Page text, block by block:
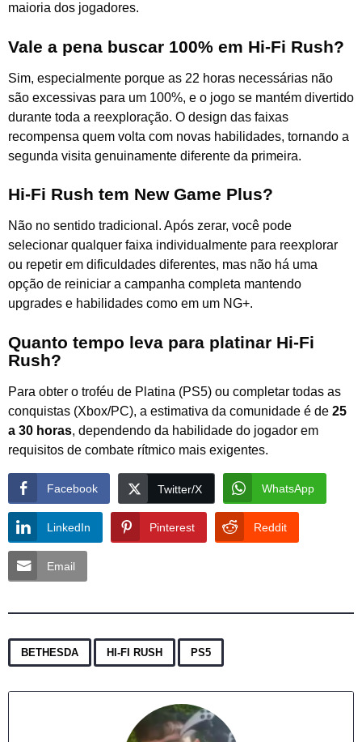
maioria dos jogadores.
Vale a pena buscar 100% em Hi-Fi Rush?
Sim, especialmente porque as 22 horas necessárias não
são excessivas para um 100%, e o jogo se mantém divertido
durante toda a reexploração. O design das faixas
recompensa quem volta com novas habilidades, tornando a
segunda visita genuinamente diferente da primeira.
Hi-Fi Rush tem New Game Plus?
Não no sentido tradicional. Após zerar, você pode
selecionar qualquer faixa individualmente para reexplorar
ou repetir em dificuldades diferentes, mas não há uma
opção de reiniciar a campanha completa mantendo
upgrades e habilidades como em um NG+.
Quanto tempo leva para platinar Hi-Fi
Rush?
Para obter o troféu de Platina (PS5) ou completar todas as
conquistas (Xbox/PC), a estimativa da comunidade é de 25
a 30 horas, dependendo da habilidade do jogador em
requisitos de combate rítmico mais exigentes.
Facebook Twitter/X WhatsApp
LinkedIn Pinterest Reddit
Email
BETHESDA HI-FI RUSH PS5